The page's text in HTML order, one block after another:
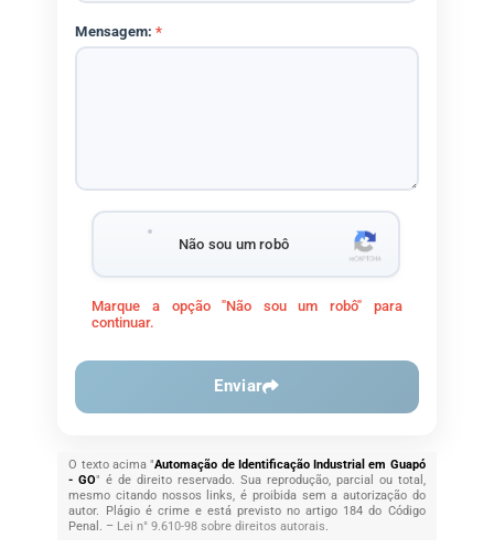
Mensagem:*
Não sou um robô
Marque a opção "Não sou um robô" para
continuar.
Enviar
O texto acima "Automação de Identificação Industrial em Guapó
- GO" é de direito reservado. Sua reprodução, parcial ou total,
mesmo citando nossos links, é proibida sem a autorização do
autor. Plágio é crime e está previsto no artigo 184 do Código
Penal. – Lei n° 9.610-98 sobre direitos autorais.